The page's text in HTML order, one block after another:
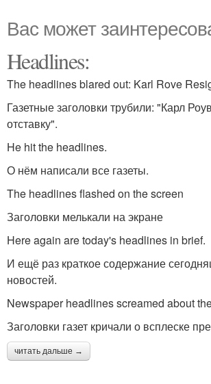
Вас может
Headlines:
The headlines blared out: Karl Rove
Газетные заголовки трубили: "Карл
отставку".
He hit the headlines.
О нём написали все газеты.
The headlines flashed on the screen
Заголовки мелькали на экране
Here again are today's headlines in brief.
И ещё раз краткое содержание
новостей.
Newspaper headlines screamed about
Заголовки газет кричали о всплеске
читать дальше →